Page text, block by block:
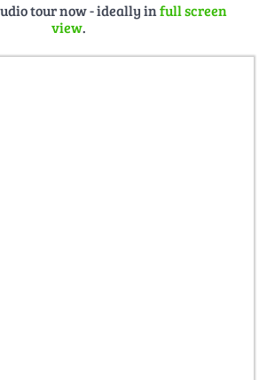
tour now - ideally infull screen
view.